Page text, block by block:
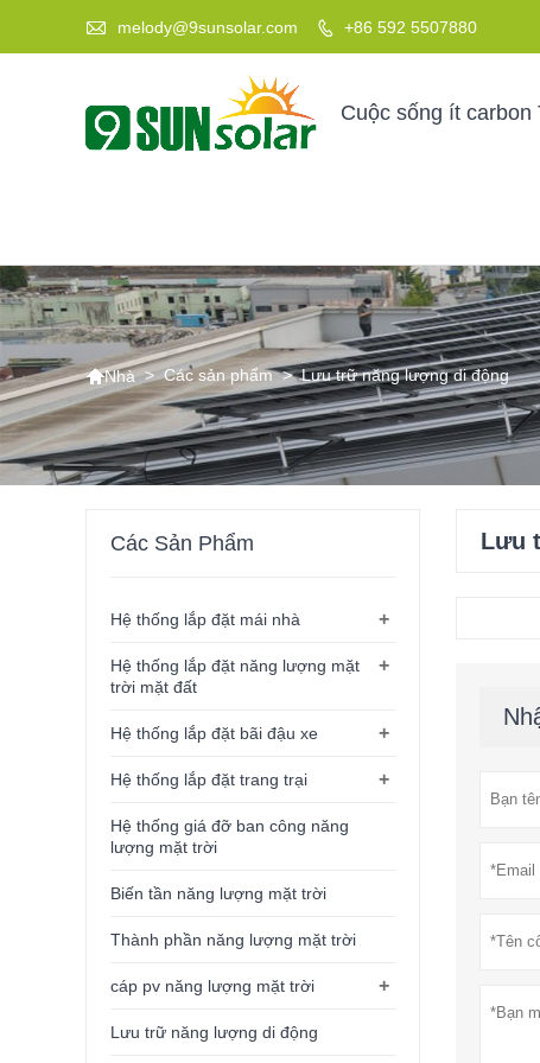
 melody@9sunsolar.com  +86 592 5507880
Cuộc sống ít
Nhà > Các sản phẩm > Lưu trữ năng lượng di động
Lưu
Các Sản Phẩm
+
Hệ thống lắp đặt mái nhà
+
Hệ thống lắp đặt năng lượng mặt
trời mặt đất
+
Hệ thống lắp đặt bãi đậu xe
+
Hệ thống lắp đặt trang trại
Hệ thống giá đỡ ban công năng
lượng mặt trời
Biến tần năng lượng mặt trời
Thành phần năng lượng mặt trời
+
cáp pv năng lượng mặt trời
Lưu trữ năng lượng di động